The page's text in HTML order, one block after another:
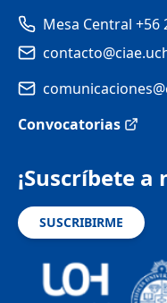
Mesa Central +56
Convocatorias
¡Suscríbete
SUSCRIBIRME